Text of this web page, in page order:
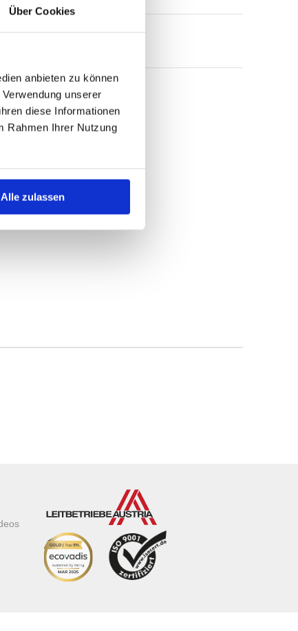
Über Cookies
anbieten zu können
unserer
diese Informationen
Rahmen Ihrer Nutzung
Alle zulassen